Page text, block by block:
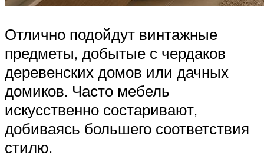
Отлично подойдут винтажные
предметы, добытые с чердаков
деревенских домов или дачных
домиков. Часто мебель
искусственно состаривают,
добиваясь большего соответствия
стилю.